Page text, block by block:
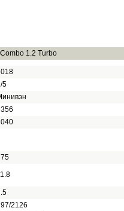
1.2 Turbo
5
2126